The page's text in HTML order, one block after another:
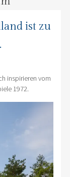
ist zu
inspirieren vom
1972.